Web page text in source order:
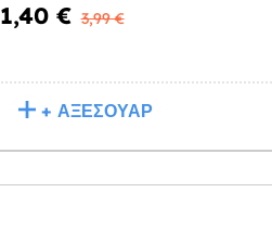
1,40 € 3,99 €
+ ΑΞΕΣΟΥΆΡ